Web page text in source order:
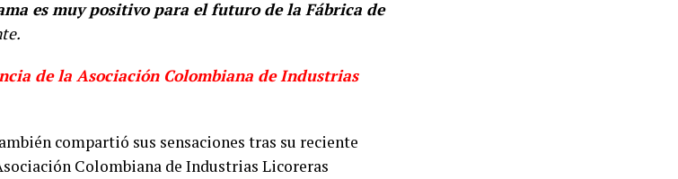
es muy positivo para el futuro de la Fábrica de
de la Asociación Colombiana de Industrias
compartió sus sensaciones tras su reciente
Colombiana de Industrias Licoreras